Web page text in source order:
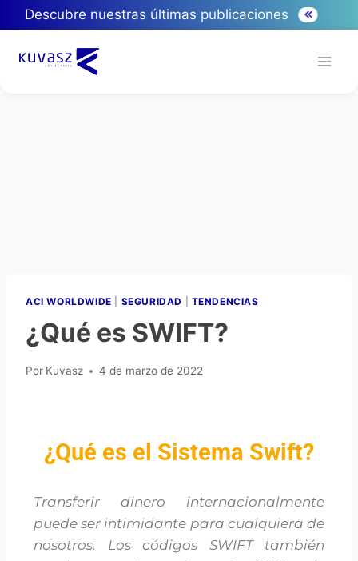
Descubre nuestras últimas publicaciones
ACI WORLDWIDE SEGURIDAD TENDENCIAS
¿Qué es SWIFT?
Por Kuvasz 4 de marzo de 2022
¿Qué es el Sistema Swift?
Transferir dinero internacionalmente
puede ser intimidante para cualquiera de
nosotros. Los códigos SWIFT también